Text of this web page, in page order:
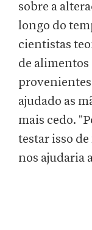
sobre a
longo do
cientistas
de alimentos
ajudado as
mais cedo.
testar isso
nos ajudaria